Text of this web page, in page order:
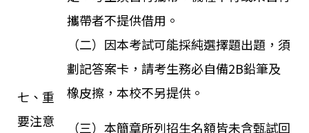
七、重
要注意
攜帶者不提供借用。
（二）因本考試可能採純選擇題出題，須
劃記答案卡，請考生務必自備2B鉛筆及
橡皮擦，本校不另提供。
（三）本簡章所列招生名額皆未含甄試回